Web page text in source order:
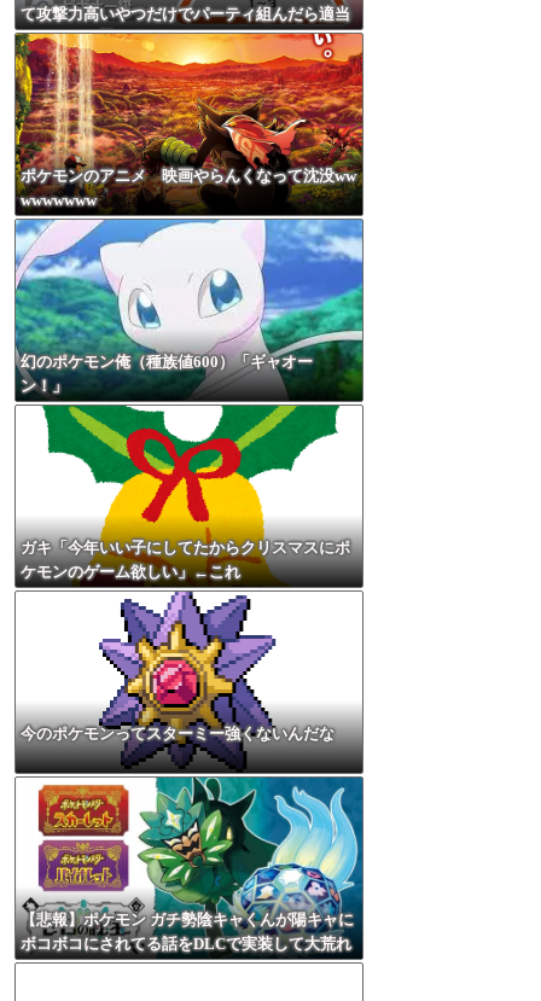
て攻撃力高いやつだけでパーティ組んだら適当
にやっても勝てるんじゃね？
ポケモンのアニメ 映画やらんくなって沈没ww
wwwwwww
幻のポケモン俺（種族値600）「ギャオー
ン！」
ガキ「今年いい子にしてたからクリスマスにポ
ケモンのゲーム欲しい」←これ
今のポケモンってスターミー強くないんだな
【悲報】ポケモン ガチ勢陰キャくんが陽キャに
ボコボコにされてる話をDLCで実装して大荒れ